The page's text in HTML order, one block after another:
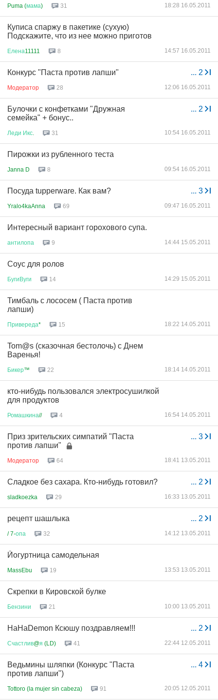
Puma (мама) 31 18:28 16.05.2011
Куписа спаржу в пакетике (сухую)
Подскажите, что из нее можно приготов
Елена11111 8 14:57 16.05.2011
... 2
Конкурс "Паста против лапши"
Модератор 28 12:06 16.05.2011
... 2
Булочки с конфетками "Дружная
семейка" + бонус..
Леди Икс 31 10:54 16.05.2011
Пирожки из рубленного теста
Janna D 8 09:54 16.05.2011
... 3
Посуда tupperware. Как вам?
Yralo4kaAnna 69 09:47 16.05.2011
Интересный вариант горохового супа.
антилопа 9 14:44 15.05.2011
Соус для ролов
БугиВуги 14 14:29 15.05.2011
Тимбаль с лососем ( Паста против
лапши)
Привереда* 15 18:22 14.05.2011
Tom@s (сказочная бестолочь) с Днем
Варенья!
Бикер™ 22 18:14 14.05.2011
кто-нибудь пользовался электросушилкой
для продуктов
Ромашкина// 4 16:54 14.05.2011
... 3
Приз зрительских симпатий "Паста
против лапши"
Модератор 64 18:41 13.05.2011
... 2
Сладкое без сахара. Кто-нибудь готовил?
sladkoezka 29 16:33 13.05.2011
... 2
рецепт шашлыка
/ 7-опа 32 14:12 13.05.2011
Йогуртница самодельная
MassEbu 19 13:53 13.05.2011
Скрепки в Кировской булке
Бензини 21 10:00 13.05.2011
... 2
HaHaDemon Ксюшу поздравляем!!!
Счастлив@я (LD) 41 22:44 12.05.2011
... 4
Ведьмины шляпки (Конкурс "Паста
против лапши")
Tottoro (la mujer sin cabeza) 91 20:05 12.05.2011